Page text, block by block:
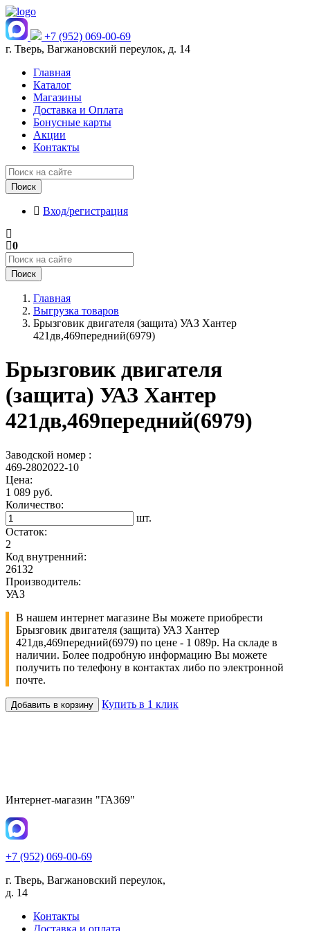
+7 (952) 069-00-69
г. Тверь, Вагжановский переулок, д. 14
Главная
Каталог
Магазины
Доставка и Оплата
Бонусные карты
Акции
Контакты
Поиск
Вход/регистрация
0
Поиск
Главная
Выгрузка товаров
Брызговик двигателя (защита) УАЗ Хантер
421дв,469передний(6979)
Брызговик двигателя
(защита) УАЗ Хантер
421дв,469передний(6979)
Заводской номер :
469-2802022-10
Цена:
1 089 руб.
Количество:
шт.
Остаток:
2
Код внутренний:
26132
Производитель:
УАЗ
В нашем интернет магазине Вы можете приобрести
Брызговик двигателя (защита) УАЗ Хантер
421дв,469передний(6979) по цене - 1 089р. На складе в
наличии. Более подробную информацию Вы можете
получить по телефону в контактах либо по электронной
почте.
Добавить в корзину Купить в 1 клик
Интернет-магазин "ГАЗ69"
+7 (952) 069-00-69
г. Тверь, Вагжановский переулок,
д. 14
Контакты
Доставка и оплата